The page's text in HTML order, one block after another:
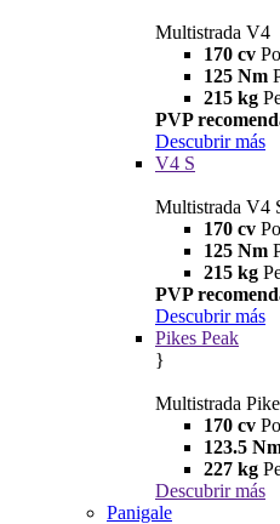
Multistrada V4
170 cv
125 Nm
215 kg
PVP
Descubrir más
V4 S
Multistrada V4
170 cv
125 Nm
215 kg
PVP
Descubrir más
Pikes Peak
}
Multistrada
170 cv
123.5
227 kg
Descubrir más
Panigale